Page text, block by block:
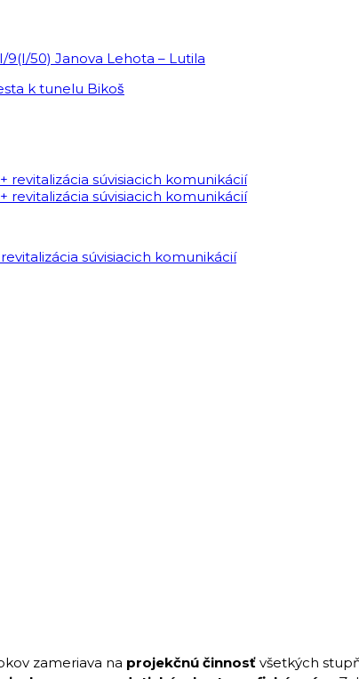
9(I/50) Janova Lehota – Lutila
súvisiacich komunikácií
zameriava na projekčnú činnosť všetkých